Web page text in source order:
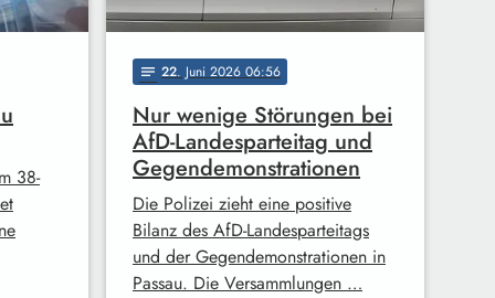
38-
notes 22. Juni 2026 06:56
Nur wenige Störungen bei
AfD-Landesparteitag und
Gegendemonstrationen
Die Polizei zieht eine positive
Bilanz des AfD-Landesparteitags
und der Gegendemonstrationen in
Passau. Die Versammlungen …